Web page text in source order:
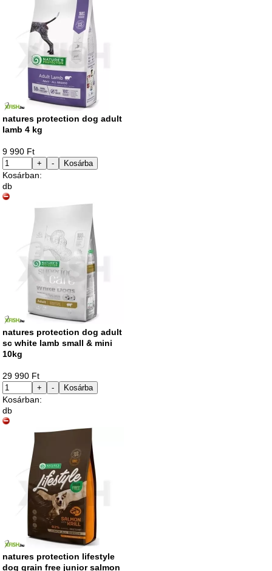
natures protection dog adult
lamb 4 kg
9 990 Ft
+ - Kosárba
Kosárban:
db
natures protection dog adult
sc white lamb small & mini
10kg
29 990 Ft
+ - Kosárba
Kosárban:
db
natures protection lifestyle
dog grain free junior salmon